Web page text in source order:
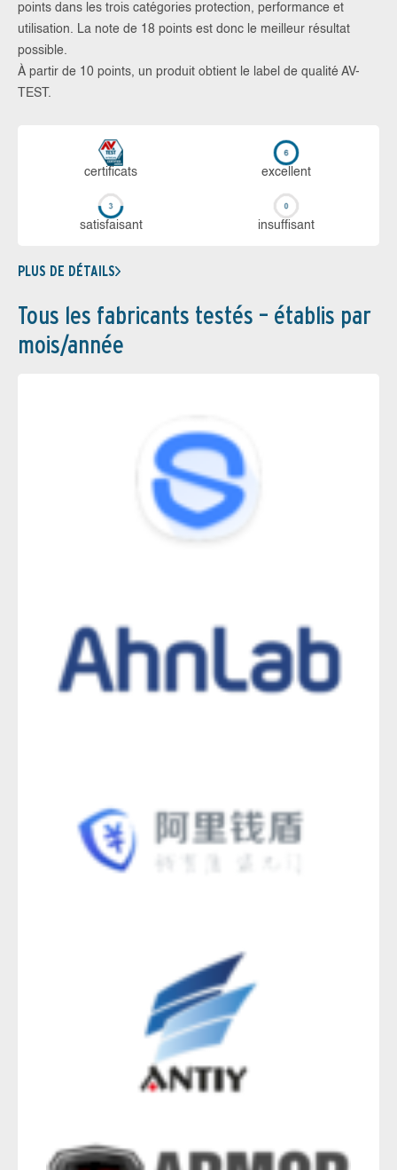
points dans les trois catégories protection, performance et
utilisation. La note de 18 points est donc le meilleur résultat
possible.
À partir de 10 points, un produit obtient le label de qualité AV-
TEST.
certi­ficats ex­cellent
sa­tis­fai­sant in­suf­fi­sant
PLUS DE DÉTAILS
Tous les fabricants testés – établis par
mois/année